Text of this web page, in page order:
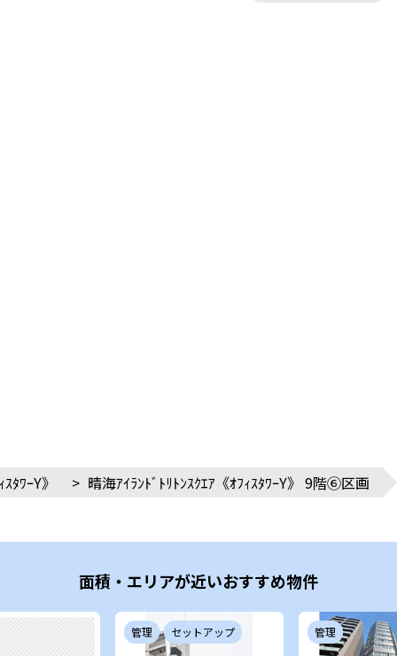
ﾀﾜｰY》 > 晴海ｱｲﾗﾝﾄﾞﾄﾘﾄﾝｽｸｴｱ《ｵﾌｨｽﾀﾜｰY》 9階⑥区画
面積・エリアが近いおすすめ物件
管理 セットアップ 管理